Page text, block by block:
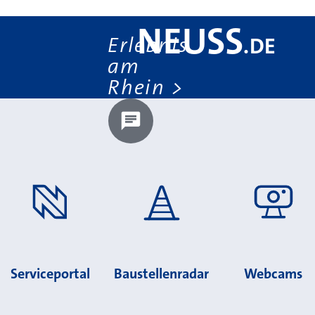
Erlebnis
am
Rhein
NEUSS.DE
Chatbot laden?
Serviceportal Baustellenradar Webcams